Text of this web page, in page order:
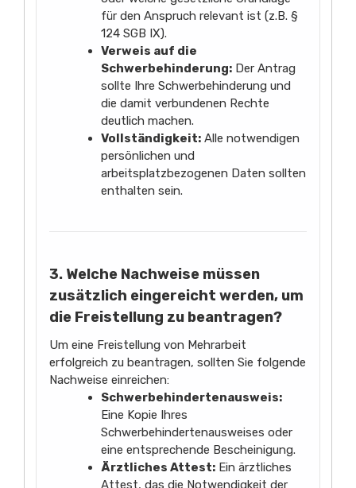
für den Anspruch relevant ist (z.B. §
124 SGB IX).
Verweis auf die
Schwerbehinderung: Der Antrag
sollte Ihre Schwerbehinderung und
die damit verbundenen Rechte
deutlich machen.
Vollständigkeit: Alle notwendigen
persönlichen und
arbeitsplatzbezogenen Daten sollten
enthalten sein.
3. Welche Nachweise müssen
zusätzlich eingereicht werden, um
die Freistellung zu beantragen?
Um eine Freistellung von Mehrarbeit
erfolgreich zu beantragen, sollten Sie folgende
Nachweise einreichen:
Schwerbehindertenausweis:
Eine Kopie Ihres
Schwerbehindertenausweises oder
eine entsprechende Bescheinigung.
Ärztliches Attest: Ein ärztliches
Attest, das die Notwendigkeit der